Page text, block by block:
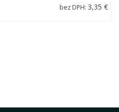
bez DPH: 3,35 €